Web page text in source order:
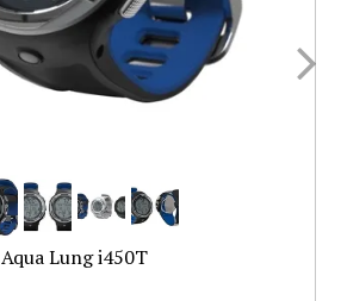
Aqua Lung i450T